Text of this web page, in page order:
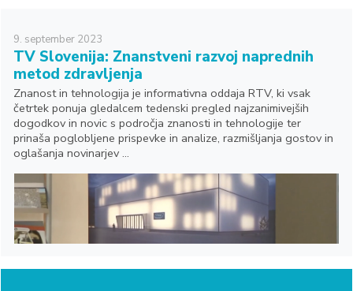
9. september 2023
TV Slovenija: Znanstveni razvoj naprednih
metod zdravljenja
Znanost in tehnologija je informativna oddaja RTV, ki vsak
četrtek ponuja gledalcem tedenski pregled najzanimivejših
dogodkov in novic s področja znanosti in tehnologije ter
prinaša poglobljene prispevke in analize, razmišljanja gostov in
oglašanja novinarjev ...